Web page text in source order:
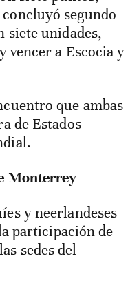
segundo
siete unidades,
vencer a Escocia y
que ambas
de Estados
Monterrey
y neerlandeses
participación de
sedes del